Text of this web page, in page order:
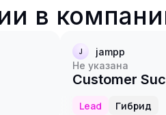
в
J jampp
Не указана
Customer
Lead Гибрид